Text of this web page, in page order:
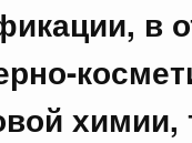
в
химии,